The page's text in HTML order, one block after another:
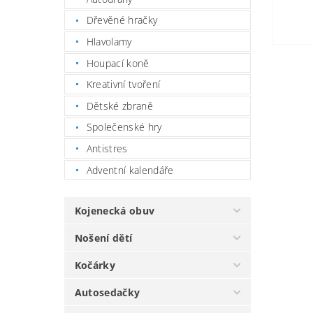
Dřevěné hračky
Hlavolamy
Houpací koně
Kreativní tvoření
Dětské zbraně
Společenské hry
Antistres
Adventní kalendáře
Kojenecká obuv
Nošení dětí
Kočárky
Autosedačky